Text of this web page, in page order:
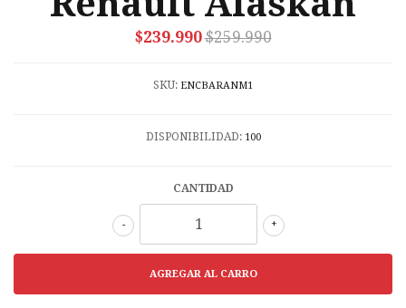
$239.990$259.990
SKU: ENCBARANM1
DISPONIBILIDAD: 100
CANTIDAD
+
-